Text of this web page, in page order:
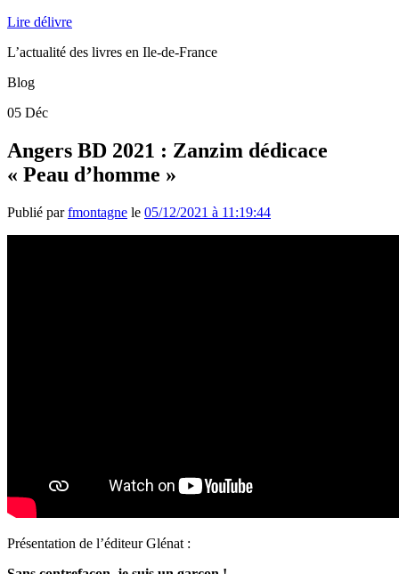
Lire délivre
L’actualité des livres en Ile-de-France
Blog
05 Déc
Angers BD 2021 : Zanzim dédicace
« Peau d’homme »
Publié parfmontagne le 05/12/2021 à 11:19:44
Présentation de l’éditeur Glénat :